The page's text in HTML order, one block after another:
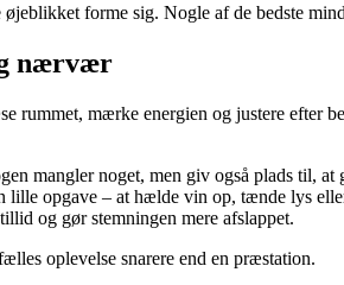
forme sig. Nogle af de bedste
nærvær
rummet, mærke energien og justere efter
mangler noget, men giv også plads til,
lille opgave – at hælde vin op, tænde lys
og gør stemningen mere afslappet.
oplevelse snarere end en præstation.